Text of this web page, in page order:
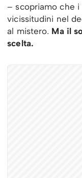
– scopriamo che
vicissitudini nel
al mistero. Ma il
scelta.